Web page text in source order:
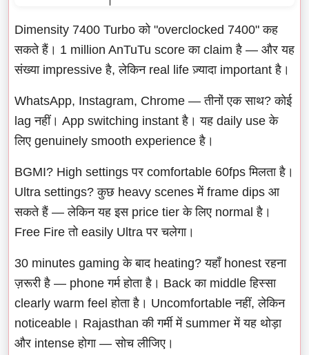
Dimensity 7400 Turbo को "overclocked 7400" कह
सकते हैं। 1 million AnTuTu score का claim है — और यह
संख्या impressive है, लेकिन real life ज़्यादा important है।
WhatsApp, Instagram, Chrome — तीनों एक साथ? कोई
lag नहीं। App switching instant है। यह daily use के
लिए genuinely smooth experience है।
BGMI? High settings पर comfortable 60fps मिलता है।
Ultra settings? कुछ heavy scenes में frame dips आ
सकते हैं — लेकिन यह इस price tier के लिए normal है।
Free Fire तो easily Ultra पर चलेगा।
30 minutes gaming के बाद heating? यहाँ honest रहना
ज़रूरी है — phone गर्म होता है। Back का middle हिस्सा
clearly warm feel होता है। Uncomfortable नहीं, लेकिन
noticeable। Rajasthan की गर्मी में summer में यह थोड़ा
और intense होगा — सोच लीजिए।